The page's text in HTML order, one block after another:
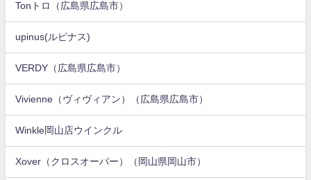
Tonトロ（広島県広島市）
upinus(ルピナス)
VERDY（広島県広島市）
Vivienne（ヴィヴィアン）（広島県広島市）
Winkle岡山店ウインクル
Xover（クロスオーバー）（岡山県岡山市）